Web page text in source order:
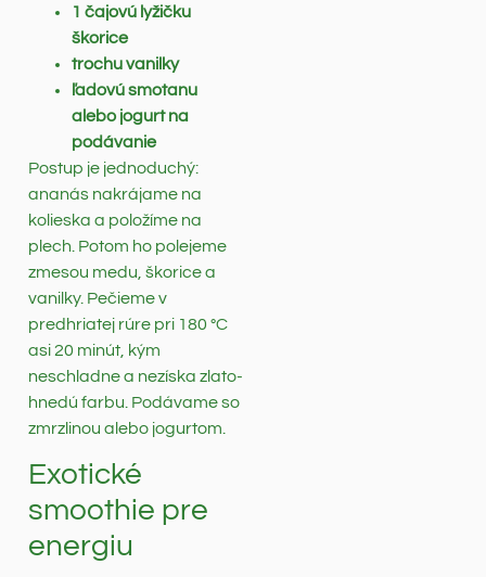
1 čajovú lyžičku
škorice
trochu vanilky
ľadovú smotanu
alebo jogurt na
podávanie
Postup je jednoduchý:
ananás nakrájame na
kolieska a položíme na
plech. Potom ho polejeme
zmesou medu, škorice a
vanilky. Pečieme v
predhriatej rúre pri 180 °C
asi 20 minút, kým
neschladne a nezíska zlato-
hnedú farbu. Podávame so
zmrzlinou alebo jogurtom.
Exotické
smoothie pre
energiu